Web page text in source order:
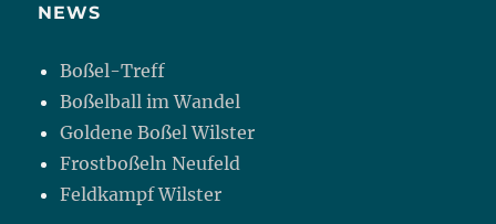
NEWS
Boßel-Treff
Boßelball im Wandel
Goldene Boßel Wilster
Frostboßeln Neufeld
Feldkampf Wilster